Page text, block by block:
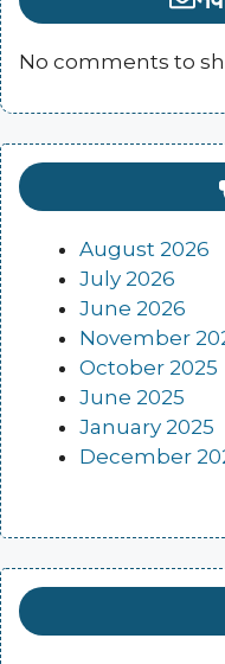
No comments to
August 2026
July 2026
June 2026
November
October 2025
June 2025
January 2025
December